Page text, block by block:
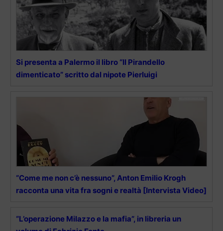
Si presenta a Palermo il libro “Il Pirandello
dimenticato” scritto dal nipote Pierluigi
“Come me non c’è nessuno”, Anton Emilio Krogh
racconta una vita fra sogni e realtà [Intervista Video]
“L’operazione Milazzo e la mafia”, in libreria un